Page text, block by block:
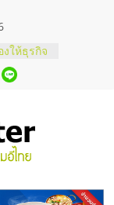
ไหนดี?
ะตอบ
ให้ธุรกิจ
แฟรน
อม